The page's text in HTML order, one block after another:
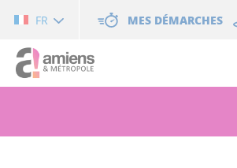
FR MES DÉMARCHES